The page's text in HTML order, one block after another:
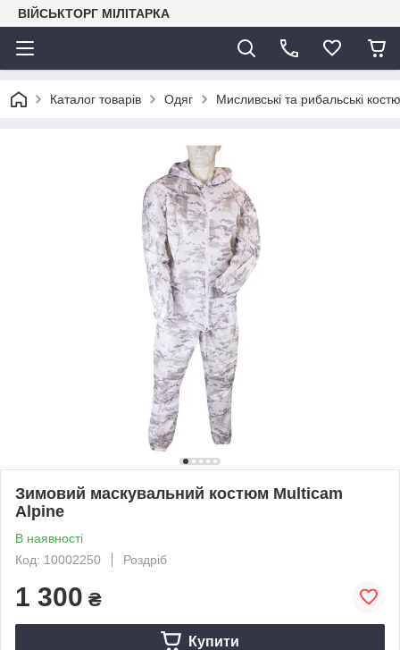
ВІЙСЬКТОРГ МІЛІТАРКА
Каталог товарів Одяг Мисливські та рибальські
Зимовий маскувальний костюм Multicam
Alpine
В наявності
Код: 10002250
Роздріб
1 300 ₴
Купити